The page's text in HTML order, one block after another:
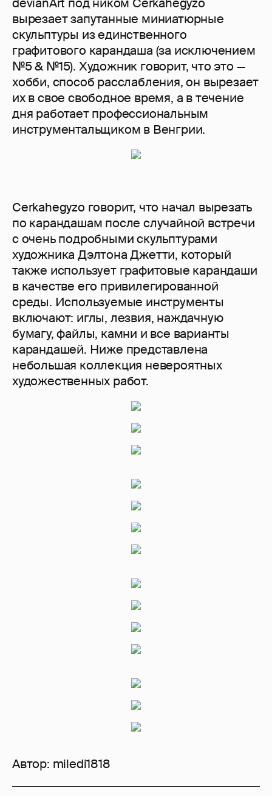
devianArt под ником Cerkahegyzo
вырезает запутанные миниатюрные
скульптуры из единственного
графитового карандаша (за исключением
№5 & №15). Художник говорит, что это —
хобби, способ расслабления, он вырезает
их в свое свободное время, а в течение
дня работает профессиональным
инструментальщиком в Венгрии.
Cerkahegyzo говорит, что начал вырезать
по карандашам после случайной встречи
с очень подробными скульптурами
художника Дэлтона Джетти, который
также использует графитовые карандаши
в качестве его привилегированной
среды. Используемые инструменты
включают: иглы, лезвия, наждачную
бумагу, файлы, камни и все варианты
карандашей. Ниже представлена
небольшая коллекция невероятных
художественных работ.
Автор: miledi1818